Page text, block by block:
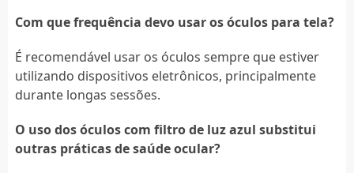
Com que frequência devo usar os óculos para tela?
É recomendável usar os óculos sempre que estiver
utilizando dispositivos eletrônicos, principalmente
durante longas sessões.
O uso dos óculos com filtro de luz azul substitui
outras práticas de saúde ocular?